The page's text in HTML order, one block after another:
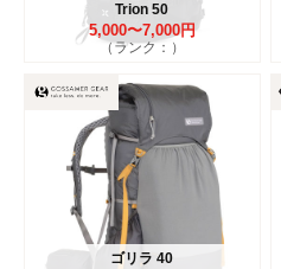
Trion 50
5,000〜7,000円
（ランク：）
ゴリラ 40